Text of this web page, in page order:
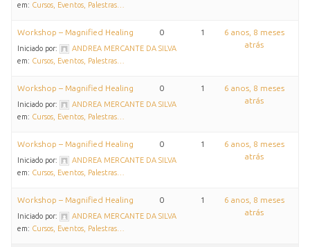
em: Cursos, Eventos, Palestras…
Workshop – Magnified Healing
Iniciado por:
ANDREA MERCANTE DA SILVA
em: Cursos, Eventos, Palestras…
0 1
6 anos, 8 meses
atrás
Workshop – Magnified Healing
Iniciado por:
ANDREA MERCANTE DA SILVA
em: Cursos, Eventos, Palestras…
0 1
6 anos, 8 meses
atrás
Workshop – Magnified Healing
Iniciado por:
ANDREA MERCANTE DA SILVA
em: Cursos, Eventos, Palestras…
0 1
6 anos, 8 meses
atrás
Workshop – Magnified Healing
Iniciado por:
ANDREA MERCANTE DA SILVA
em: Cursos, Eventos, Palestras…
0 1
6 anos, 8 meses
atrás